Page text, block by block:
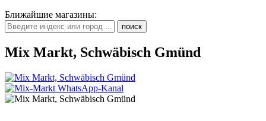
Ближайшие магазины:
Mix Markt, Schwäbisch Gmünd